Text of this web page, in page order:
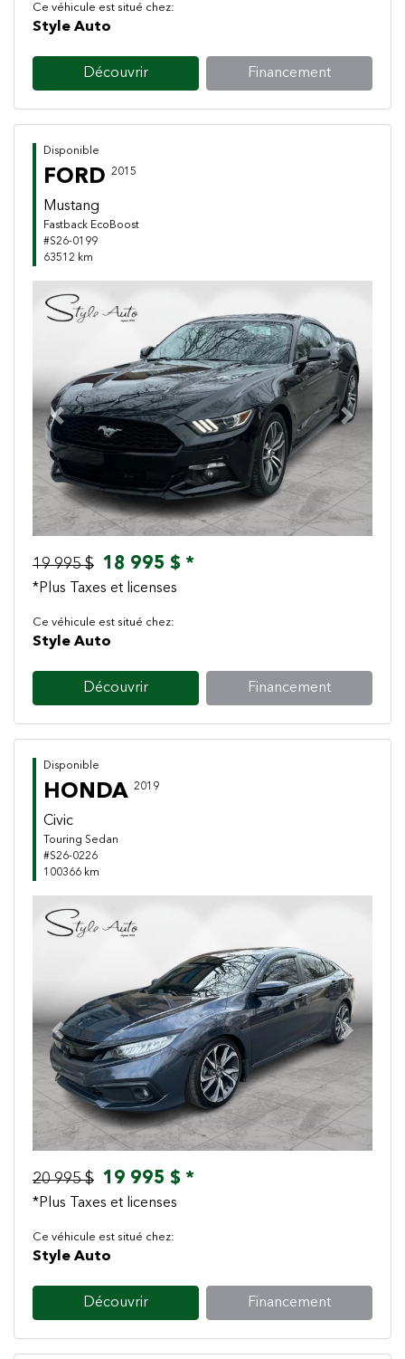
Ce véhicule est situé chez:
Style Auto
Découvrir Financement
Disponible
FORD 2015
Mustang
Fastback EcoBoost
#S26-0199
63512 km
Previous Next
19 995 $ 18 995 $ *
*Plus Taxes et licenses
Ce véhicule est situé chez:
Style Auto
Découvrir Financement
Disponible
HONDA 2019
Civic
Touring Sedan
#S26-0226
100366 km
Previous Next
20 995 $ 19 995 $ *
*Plus Taxes et licenses
Ce véhicule est situé chez:
Style Auto
Découvrir Financement